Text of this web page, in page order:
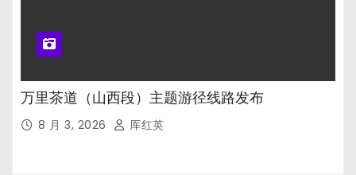
万里茶道（山西段）主题游径线路发布
8 月 3, 2026 厍红英